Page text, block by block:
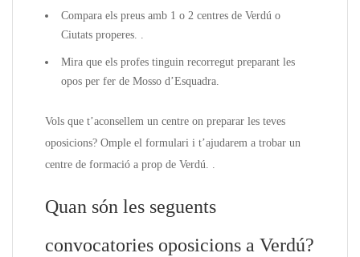
Compara els preus amb 1 o 2 centres de Verdú o
Ciutats properes. .
Mira que els profes tinguin recorregut preparant les
opos per fer de Mosso d’Esquadra.
Vols que t’aconsellem un centre on preparar les teves
oposicions? Omple el formulari i t’ajudarem a trobar un
centre de formació a prop de Verdú. .
Quan són les seguents
convocatories oposicions a Verdú?